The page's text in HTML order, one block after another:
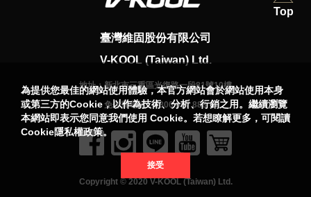
臺灣維固股份有限公司
V-KOOL (Taiwan) Ltd.
地址： 新北市三重區光復路一段81號10樓
免付費電話：0800 087 888
Top
Copyright © 2020 V-KOOL (Taiwan) Ltd.
為提供您最佳的網站使用體驗，本官方網站會於網站使用本身
或第三方的Cookie，以作為技術、分析、行銷之用。繼續瀏覽
本網站即表示您同意我們使用 Cookie。若想瞭解更多，可閱讀
Cookie隱私權政策。
接受